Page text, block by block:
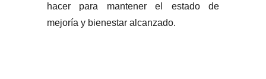
hacer para mantener el estado de
mejoría y bienestar alcanzado.